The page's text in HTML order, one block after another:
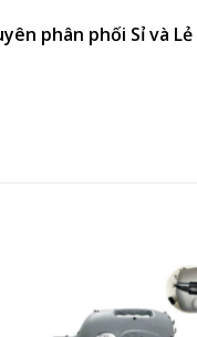
phân phối Sỉ và